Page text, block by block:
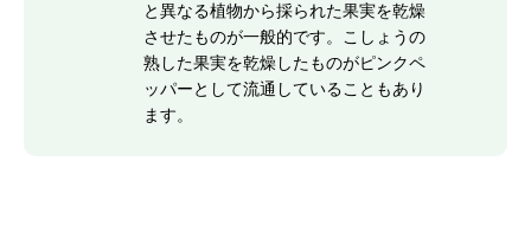
と異なる植物から採られた果実を乾燥
させたものが一般的です。こしょうの
熟した果実を乾燥したものがピンクペ
ッパーとして流通していることもあり
ます。